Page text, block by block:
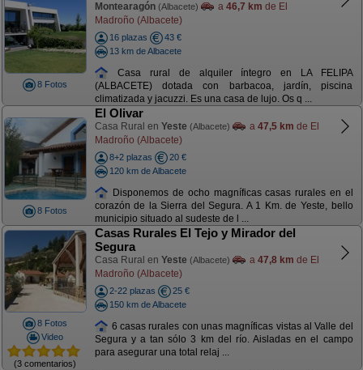
8 Fotos
Montearagón (Albacete) a 46,7 km de El
Madroño (Albacete)
16 plazas
43 €
13 km de Albacete
Casa rural de alquiler íntegro en LA FELIPA
(ALBACETE) dotada con barbacoa, jardín, piscina
climatizada y jacuzzi. Es una casa de lujo. Os q ...
8 Fotos
El Olivar
Casa Rural en Yeste (Albacete) a 47,5 km de El
Madroño (Albacete)
8+2 plazas
20 €
120 km de Albacete
Disponemos de ocho magníficas casas rurales en el
corazón de la Sierra del Segura. A 1 Km. de Yeste, bello
municipio situado al sudeste de l ...
8 Fotos
Video
(3 comentarios)
Casas Rurales El Tejo y Mirador del
Segura
Casa Rural en Yeste (Albacete) a 47,8 km de El
Madroño (Albacete)
2-22 plazas
25 €
150 km de Albacete
6 casas rurales con unas magníficas vistas al Valle del
Segura y a tan sólo 3 km del río. Aisladas en el campo
para asegurar una total relaj ...